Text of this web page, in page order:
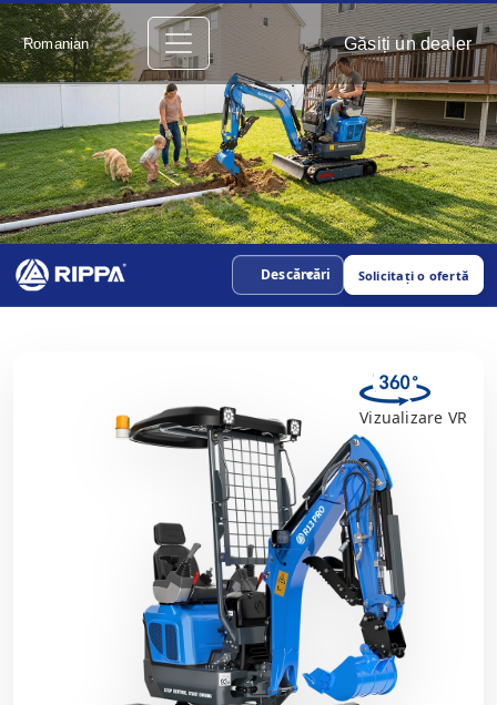
Romanian Găsiți un dealer
Descărcări Solicitați o ofertă
Vizualizare VR